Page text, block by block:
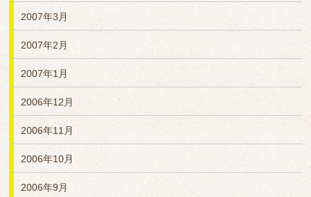
2007年3月
2007年2月
2007年1月
2006年12月
2006年11月
2006年10月
2006年9月